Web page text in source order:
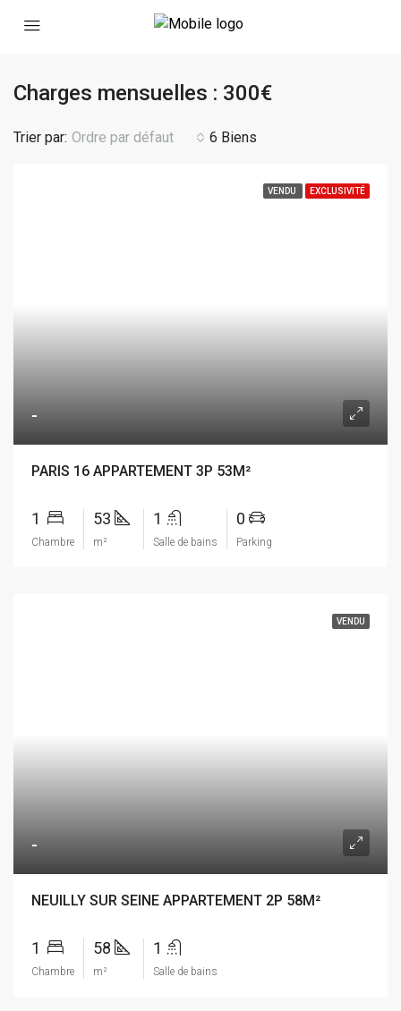
Charges mensuelles : 300€
6 Biens
Trier par: Ordre par défaut
VENDU EXCLUSIVITÉ
-
PARIS 16 APPARTEMENT 3P 53M²
1
Chambre
53
m²
1
Salle de bains
0
Parking
VENDU
-
NEUILLY SUR SEINE APPARTEMENT 2P 58M²
1
Chambre
58
m²
1
Salle de bains